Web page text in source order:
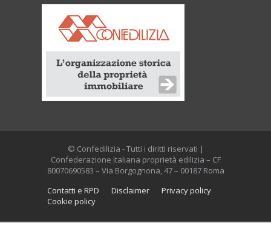
© Confedilizia - Tutti i diritti riservati |
Confederazione italiana proprietà edilizia – CF
80070690583 – Via Borgognona, 47 – 00187 Roma
Contatti e RPD
Disclaimer
Privacy policy
Cookie policy